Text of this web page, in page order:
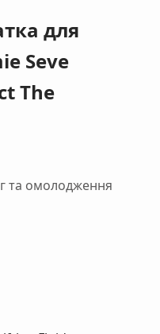
для
Seve
The
та омолодження